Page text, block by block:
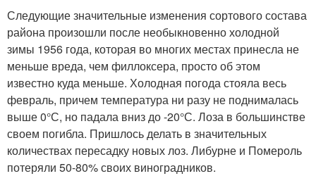
Следующие значительные изменения сортового состава
района произошли после необыкновенно холодной
зимы 1956 года, которая во многих местах принесла не
меньше вреда, чем филлоксера, просто об этом
известно куда меньше. Холодная погода стояла весь
февраль, причем температура ни разу не поднималась
выше 0°С, но падала вниз до -20°С. Лоза в большинстве
своем погибла. Пришлось делать в значительных
количествах пересадку новых лоз. Либурне и Помероль
потеряли 50-80% своих виноградников.